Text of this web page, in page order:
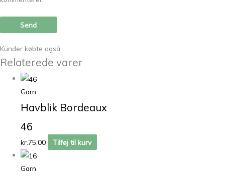
Kunder købte også
Relaterede varer
Garn
Havblik Bordeaux
46
kr.75,00 Tilføj til kurv
Garn